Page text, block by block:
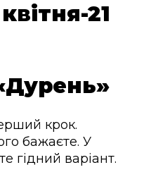
21
крок.
бажаєте. У
гідний варіант.